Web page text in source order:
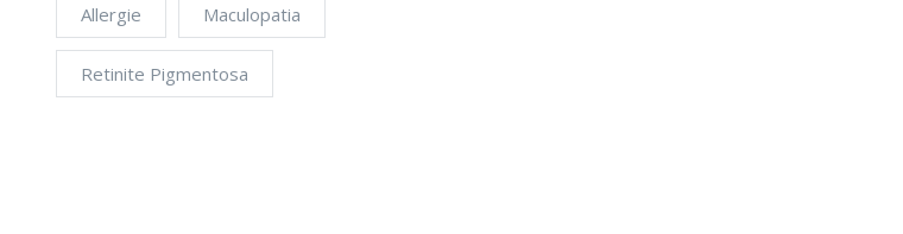
Allergie Maculopatia
Retinite Pigmentosa